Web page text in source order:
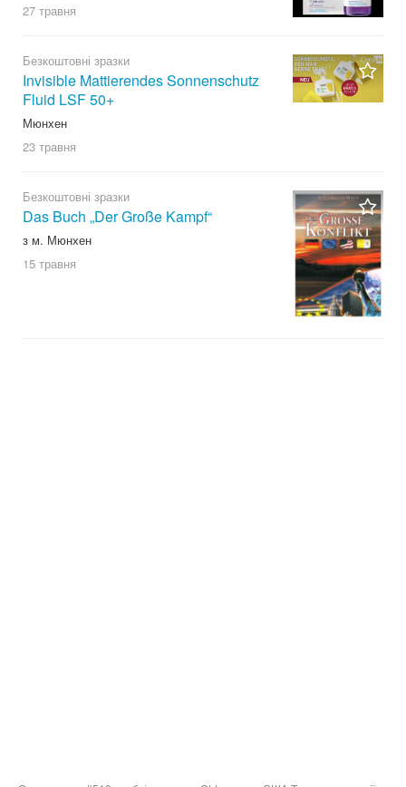
27 травня
Безкоштовні зразки
Invisible Mattierendes Sonnenschutz
Fluid LSF 50+
Мюнхен
23 травня
Безкоштовні зразки
Das Buch „Der Große Kampf“
з м. Мюнхен
15 травня